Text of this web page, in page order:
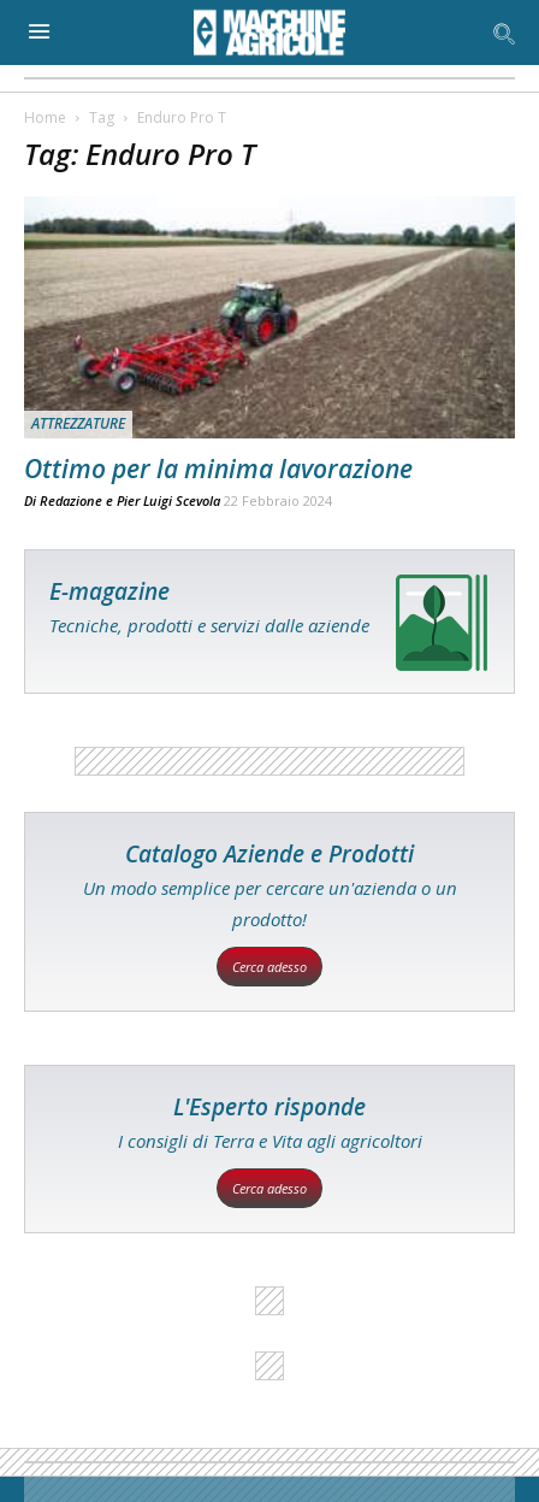
Home Tag Enduro Pro T
Tag: Enduro Pro T
ATTREZZATURE
Ottimo per la minima lavorazione
Di Redazione e Pier Luigi Scevola 22 Febbraio 2024
E-magazine
Tecniche, prodotti e servizi dalle aziende
Catalogo Aziende e Prodotti
Un modo semplice per cercare un'azienda o un
prodotto!
Cerca adesso
L'Esperto risponde
I consigli di Terra e Vita agli agricoltori
Cerca adesso